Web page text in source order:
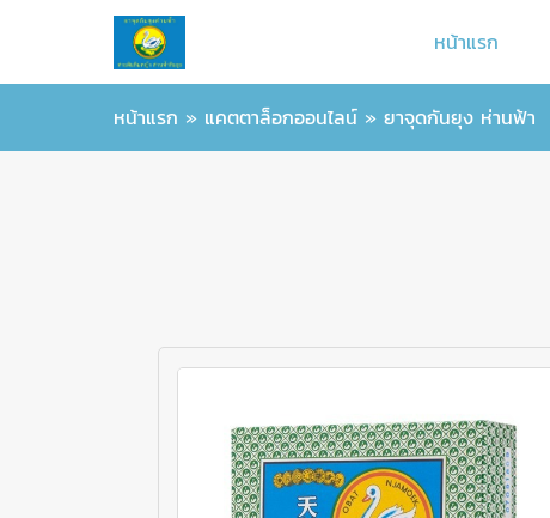
หน้าแรก
หน้าแรก » แคตตาล็อกออนไลน์ » ยาจุดกันยุง ห่านฟ้า